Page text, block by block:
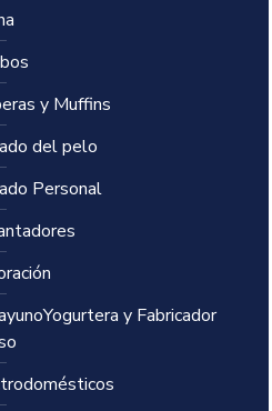
y Muffins
del pelo
Personal
y Fabricador